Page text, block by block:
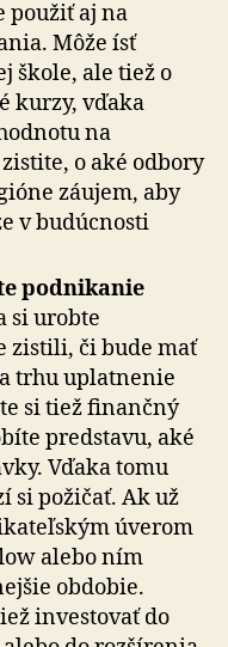
použiť aj na
Môže ísť
škole, ale tiež o
kurzy, vďaka
na
o aké odbory
záujem, aby
v budúcnosti
podnikanie
si urobte
zistili, či bude mať
trhu uplatnenie
si tiež finančný
predstavu, aké
Vďaka tomu
si požičať. Ak už
úverom
alebo ním
obdobie.
investovať do